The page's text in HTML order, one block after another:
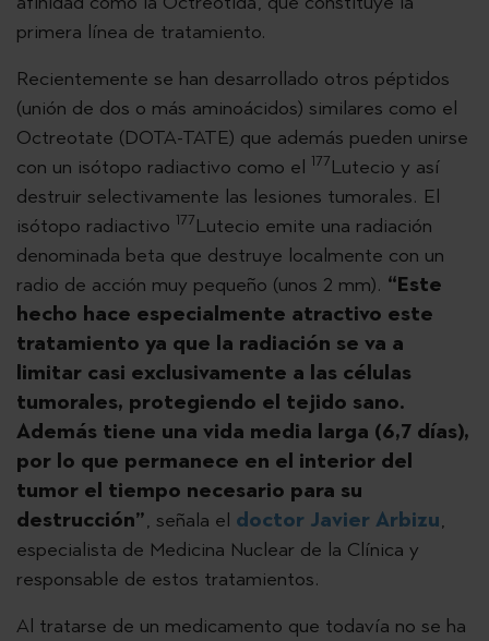
primera línea de tratamiento.
Recientemente se han desarrollado otros péptidos
(unión de dos o más aminoácidos) similares como el
Octreotate (DOTA-TATE) que además pueden unirse
con un isótopo radiactivo como el 177Lutecio y así
destruir selectivamente las lesiones tumorales. El
isótopo radiactivo 177Lutecio emite una radiación
denominada beta que destruye localmente con un
radio de acción muy pequeño (unos 2 mm). “Este
hecho hace especialmente atractivo este
tratamiento ya que la radiación se va a
limitar casi exclusivamente a las células
tumorales, protegiendo el tejido sano.
Además tiene una vida media larga (6,7 días),
por lo que permanece en el interior del
tumor el tiempo necesario para su
destrucción”, señala el doctor Javier Arbizu,
especialista de Medicina Nuclear de la Clínica y
responsable de estos tratamientos.
Al tratarse de un medicamento que todavía no se ha